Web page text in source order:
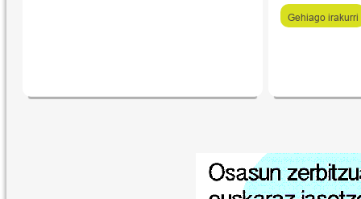
Gehiago irakurri